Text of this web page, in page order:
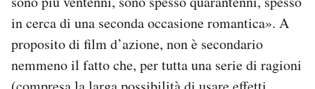
in cerca di una seconda occasione romantica». A
proposito di film d’azione, non è secondario
nemmeno il fatto che, per tutta una serie di ragioni